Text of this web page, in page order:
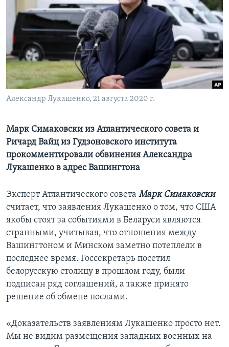
Learning English
СОЦИАЛЬНЫЕ СЕТИ
Александр Лукашенко, 21 августа 2020 г.
Марк Симаковски из Атлантического совета и
Ричард Вайц из Гудзоновского института
прокомментировали обвинения Александра
Лукашенко в адрес Вашингтона
Эксперт Атлантического совета Марк Симаковски
считает, что заявления Лукашенко о том, что США
якобы стоят за событиями в Беларуси являются
странными, учитывая, что отношения между
Вашингтоном и Минском заметно потеплели в
последнее время. Госсекретарь посетил
белорусскую столицу в прошлом году, были
подписан ряд соглашений, а также принято
решение об обмене послами.
«Доказательств заявлениям Лукашенко просто нет.
Мы не видим размещения западных военных на